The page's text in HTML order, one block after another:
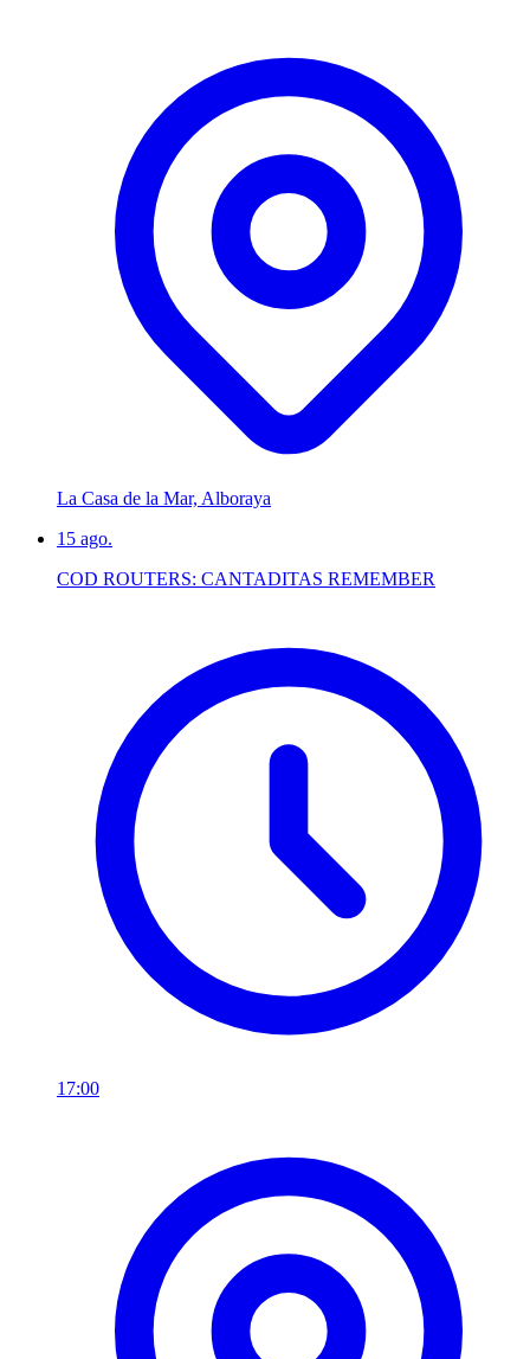
La Casa de la Mar, Alboraya
15 ago.
COD ROUTERS: CANTADITAS REMEMBER
17:00